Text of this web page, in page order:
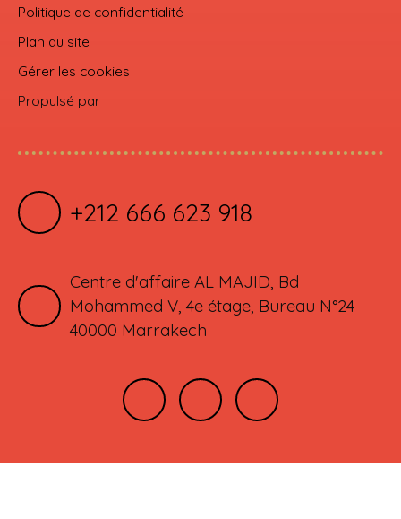
Politique de confidentialité
Plan du site
Gérer les cookies
Propulsé par
+212 666 623 918
Centre d'affaire AL MAJID, Bd
Mohammed V, 4e étage, Bureau N°24
40000 Marrakech